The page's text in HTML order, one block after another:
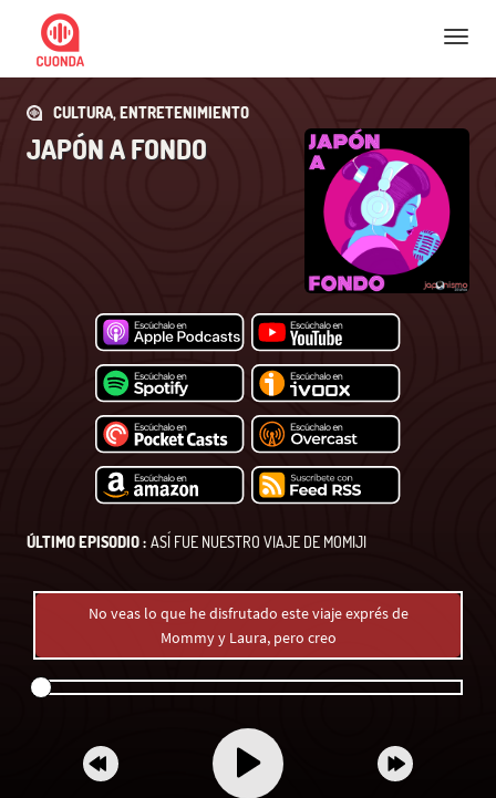
Nav
CULTURA, ENTRETENIMIENTO
JAPÓN A FONDO
ÚLTIMO EPISODIO : ASÍ FUE NUESTRO VIAJE DE MOMIJI
No veas lo que he disfrutado este viaje exprés de
Mommy y Laura, pero creo